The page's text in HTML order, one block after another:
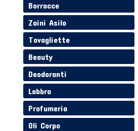
Borracce
Zaini Asilo
Tovagliette
Beauty
Deodoranti
Labbra
Profumeria
Oli Corpo